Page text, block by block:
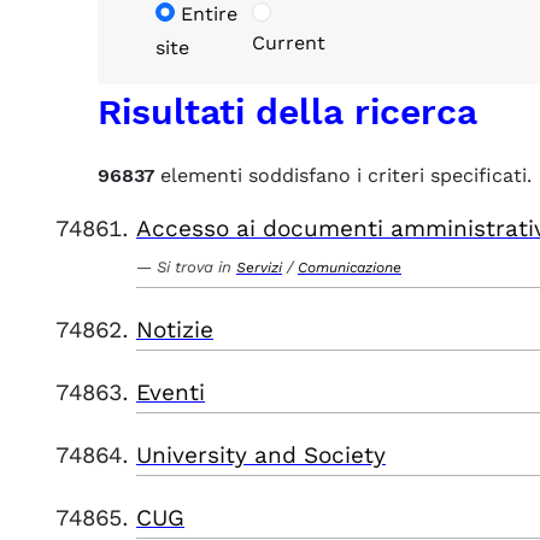
Entire
site
Current
Risultati della ricerca
96837 elementi soddisfano i criteri specificati.
Accesso ai documenti
Si trova in Servizi / Comunicazione
Notizie
Eventi
University and Society
CUG